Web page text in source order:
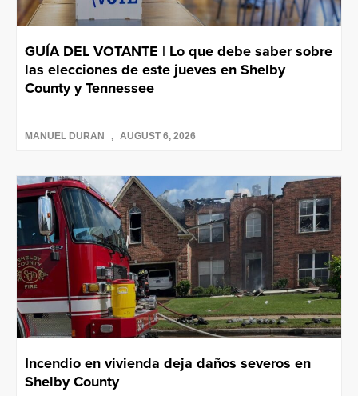
GUÍA DEL VOTANTE | Lo que debe saber sobre
las elecciones de este jueves en Shelby
County y Tennessee
MANUEL DURAN AUGUST 6, 2026
Incendio en vivienda deja daños severos en
Shelby County